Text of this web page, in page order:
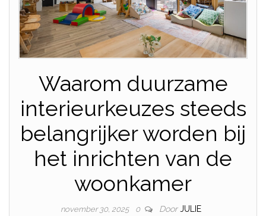
Waarom duurzame
interieurkeuzes steeds
belangrijker worden bij
het inrichten van de
woonkamer
november 30, 2025 0 Door JULIE